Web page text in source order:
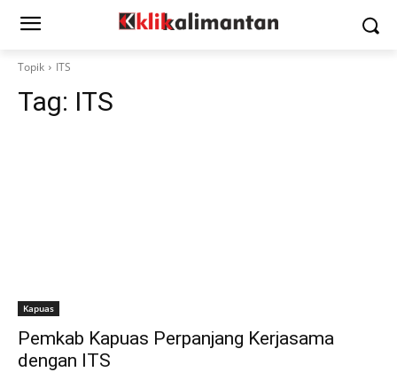
Topik ITS
Tag: ITS
Kapuas
Pemkab Kapuas Perpanjang Kerjasama
dengan ITS